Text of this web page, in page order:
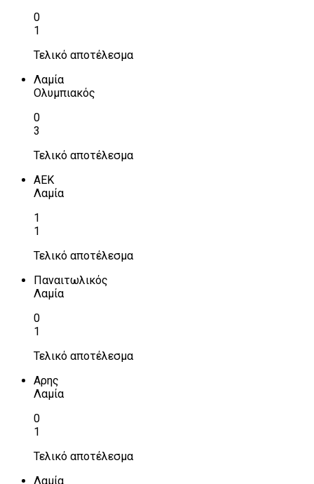
0
1
Τελικό αποτέλεσμα
Λαμία
Ολυμπιακός
0
3
Τελικό αποτέλεσμα
ΑΕΚ
Λαμία
1
1
Τελικό αποτέλεσμα
Παναιτωλικός
Λαμία
0
1
Τελικό αποτέλεσμα
Αρης
Λαμία
0
1
Τελικό αποτέλεσμα
Λαμία